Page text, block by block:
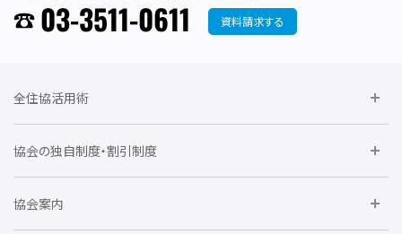
03-3511-0611 資料請求する
全住協活用術
委員会に参加しよう
要望活動に参加しよう
協会の独自制度・割引制度
住宅瑕疵担保責任保険割引制度
協会案内